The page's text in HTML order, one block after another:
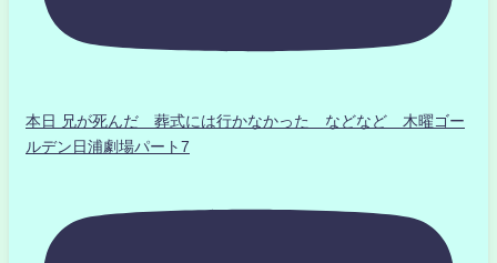
本日 兄が死んだ 葬式には行かなかった などなど 木曜ゴー
ルデン日浦劇場パート7